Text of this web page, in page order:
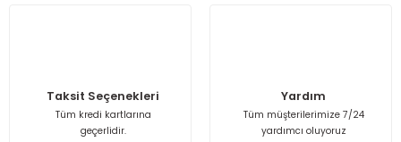
Taksit Seçenekleri
Tüm kredi kartlarına
geçerlidir.
Yardım
Tüm müşterilerimize 7/24
yardımcı oluyoruz